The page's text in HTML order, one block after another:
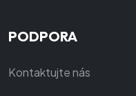
PODPORA
Kontaktujte nás